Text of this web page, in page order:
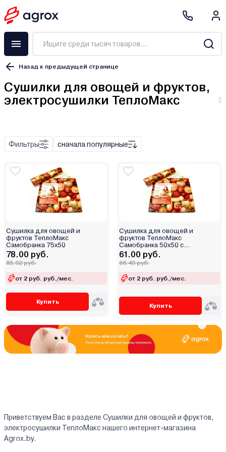
Назад к предыдущей странице
Сушилки для овощей и фруктов,
электросушилки ТеплоМакс
2
инфракрасный
механическое
электронное
без элементов управления
сенсорное
боковой
нижний
задний
Фильтры сначала популярные
Сушилка для овощей и
фруктов ТеплоМакс
Самобранка 75х50
78.00 руб.
85.02 руб.
от 2 руб. руб./мес.
Купить
Сушилка для овощей и
фруктов ТеплоМакс
Самобранка 50х50 с
терморегулятором
61.00 руб.
66.49 руб.
от 2 руб. руб./мес.
Купить
Приветствуем Вас в разделе Сушилки для овощей и фруктов,
электросушилки ТеплоМакс нашего интернет-магазина
Agrox.by.